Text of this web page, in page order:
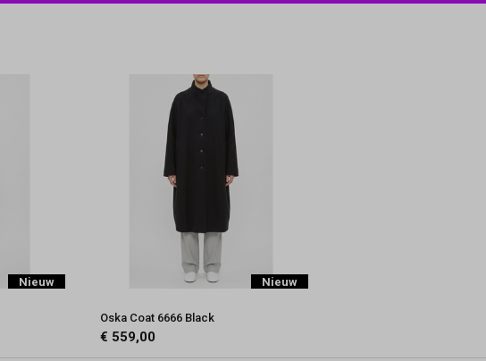
Nieuw Nieuw
Oska Coat 6666 Black
€ 559,00